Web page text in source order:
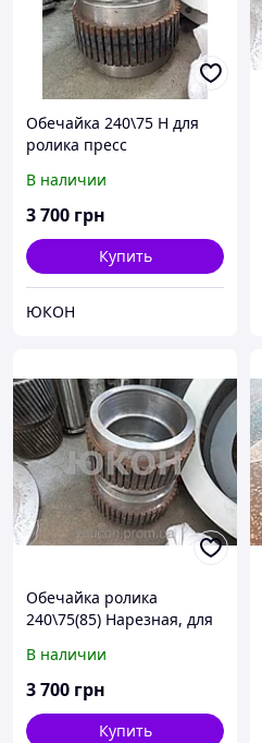
Обечайка 240\75 Н для
ролика пресс
В наличии
3 700 грн
Купить
ЮКОН
Обечайка ролика
240\75(85) Нарезная, для
В наличии
3 700 грн
Купить